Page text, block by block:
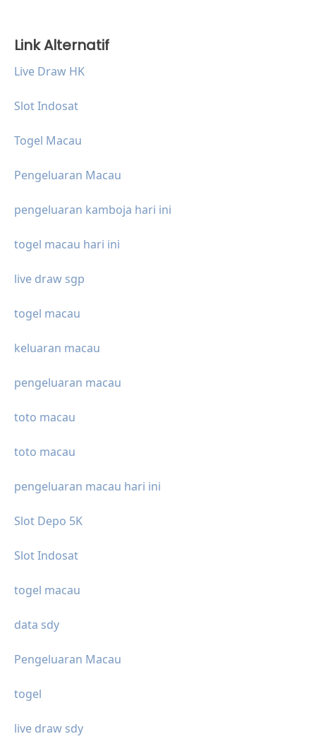
Link Alternatif
Live Draw HK
Slot Indosat
Togel Macau
Pengeluaran Macau
pengeluaran kamboja hari ini
togel macau hari ini
live draw sgp
togel macau
keluaran macau
pengeluaran macau
toto macau
toto macau
pengeluaran macau hari ini
Slot Depo 5K
Slot Indosat
togel macau
data sdy
Pengeluaran Macau
togel
live draw sdy